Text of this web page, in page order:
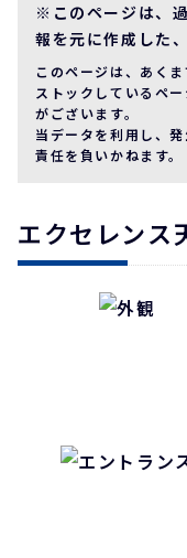
※このページは、
報を元に作成した
このページは、あく
ストックしているペ
がございます。
当データを利用し、
責任を負いかねます
エクセレンス